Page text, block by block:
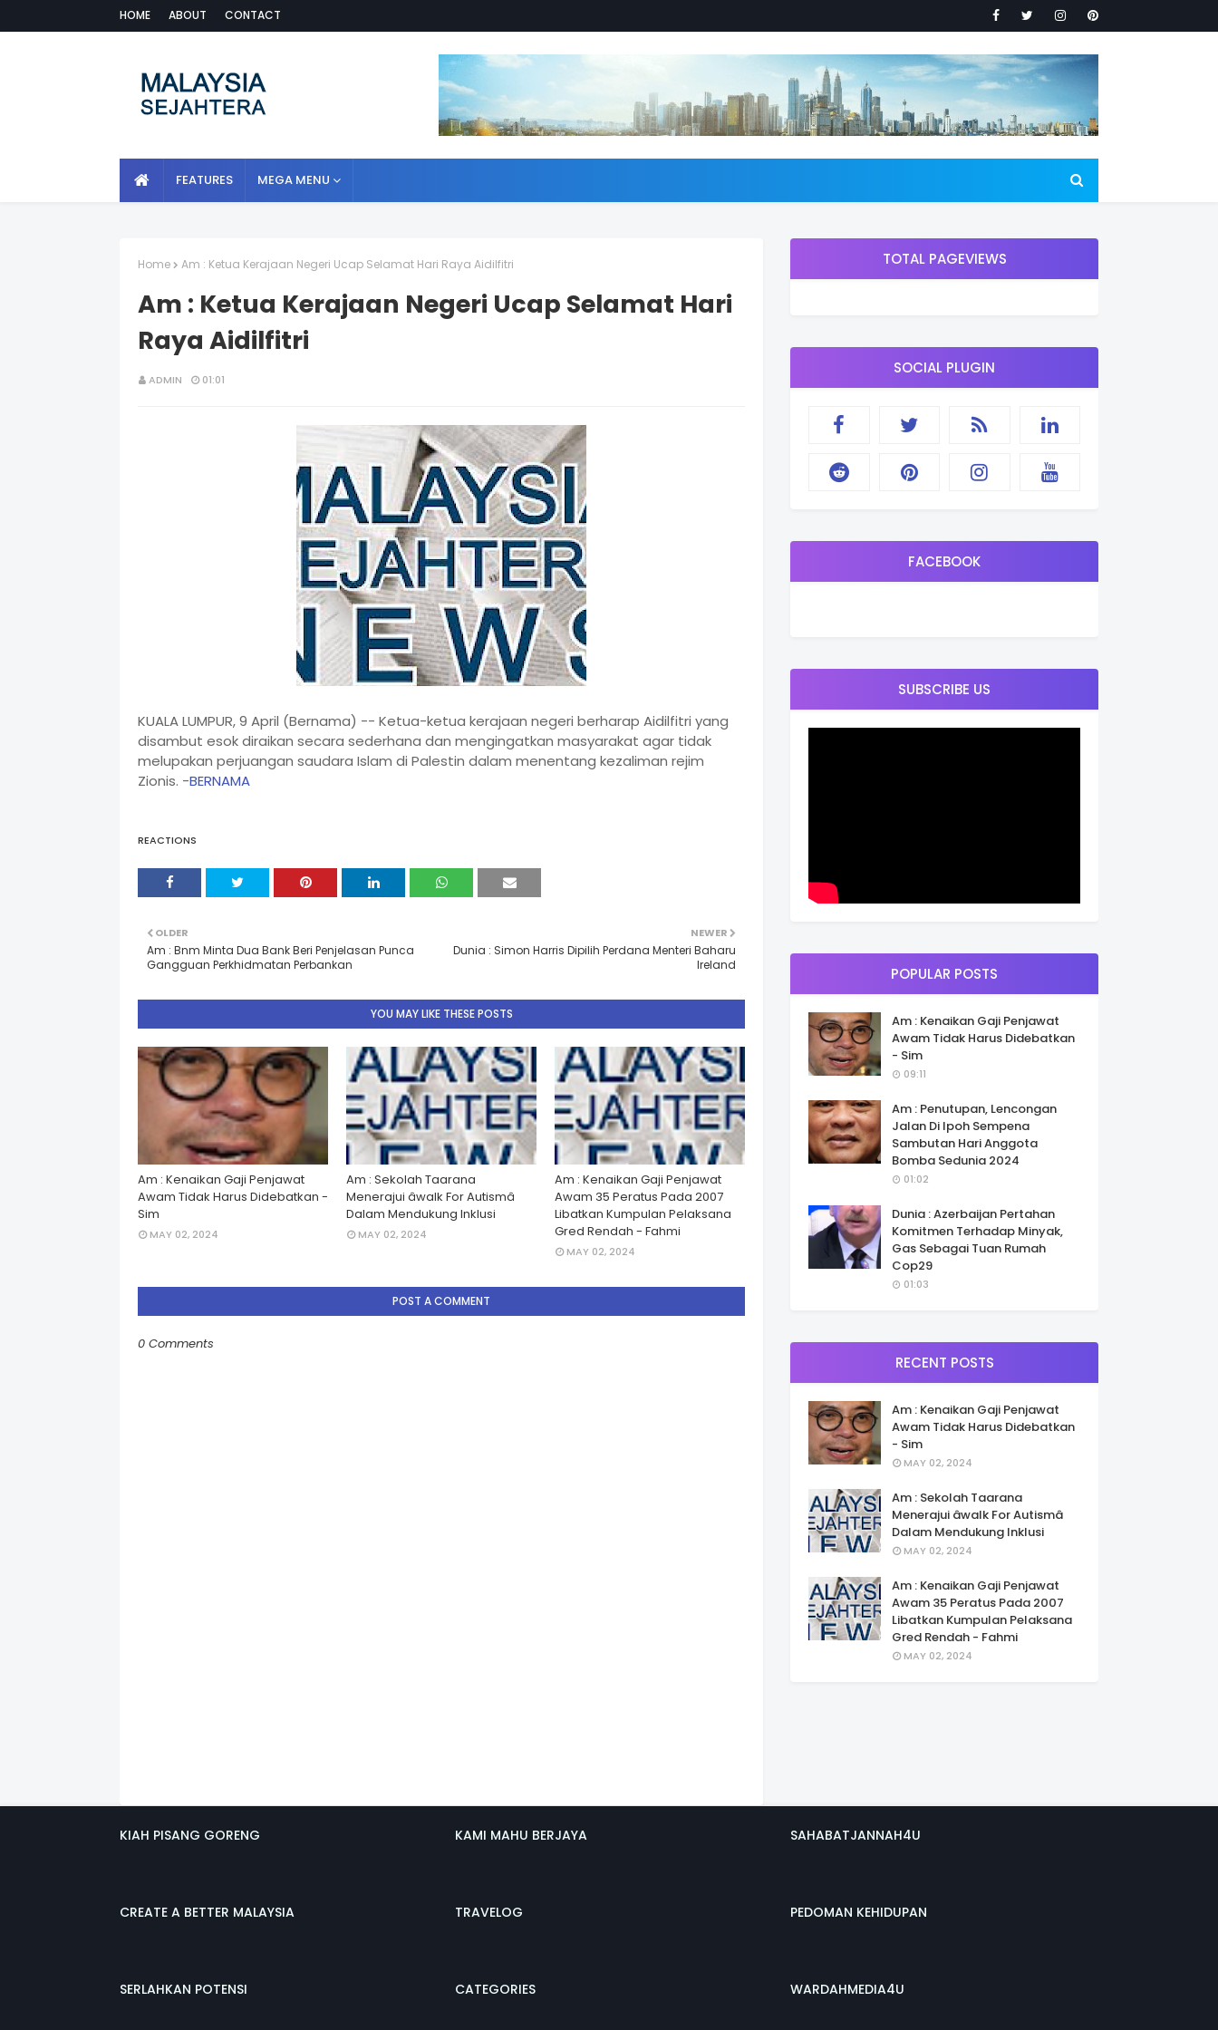
HOME ABOUT CONTACT
FEATURES MEGA MENU
Home Am : Ketua Kerajaan Negeri Ucap Selamat Hari Raya Aidilfitri
Am : Ketua Kerajaan Negeri Ucap Selamat Hari
Raya Aidilfitri
ADMIN 01:01
KUALA LUMPUR, 9 April (Bernama) -- Ketua-ketua kerajaan negeri berharap Aidilfitri yang
disambut esok diraikan secara sederhana dan mengingatkan masyarakat agar tidak
melupakan perjuangan saudara Islam di Palestin dalam menentang kezaliman rejim
Zionis. -BERNAMA
REACTIONS
NEWER
Dunia : Simon Harris Dipilih Perdana Menteri Baharu
Ireland
OLDER
Am : Bnm Minta Dua Bank Beri Penjelasan Punca
Gangguan Perkhidmatan Perbankan
YOU MAY LIKE THESE POSTS
Am : Kenaikan Gaji Penjawat
Awam Tidak Harus Didebatkan -
Sim
MAY 02, 2024
Am : Sekolah Taarana
Menerajui âwalk For Autismâ
Dalam Mendukung Inklusi
MAY 02, 2024
Am : Kenaikan Gaji Penjawat
Awam 35 Peratus Pada 2007
Libatkan Kumpulan Pelaksana
Gred Rendah - Fahmi
MAY 02, 2024
POST A COMMENT
0 Comments
TOTAL PAGEVIEWS
SOCIAL PLUGIN
FACEBOOK
SUBSCRIBE US
POPULAR POSTS
Am : Kenaikan Gaji Penjawat
Awam Tidak Harus Didebatkan
- Sim
09:11
Am : Penutupan, Lencongan
Jalan Di Ipoh Sempena
Sambutan Hari Anggota
Bomba Sedunia 2024
01:02
Dunia : Azerbaijan Pertahan
Komitmen Terhadap Minyak,
Gas Sebagai Tuan Rumah
Cop29
01:03
RECENT POSTS
Am : Kenaikan Gaji Penjawat
Awam Tidak Harus Didebatkan
- Sim
MAY 02, 2024
Am : Sekolah Taarana
Menerajui âwalk For Autismâ
Dalam Mendukung Inklusi
MAY 02, 2024
Am : Kenaikan Gaji Penjawat
Awam 35 Peratus Pada 2007
Libatkan Kumpulan Pelaksana
Gred Rendah - Fahmi
MAY 02, 2024
KIAH PISANG GORENG
CREATE A BETTER MALAYSIA
SERLAHKAN POTENSI
KAMI MAHU BERJAYA
TRAVELOG
CATEGORIES
SAHABATJANNAH4U
PEDOMAN KEHIDUPAN
WARDAHMEDIA4U